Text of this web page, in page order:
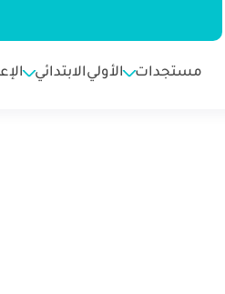
مستجدات الأوليالابتدائي